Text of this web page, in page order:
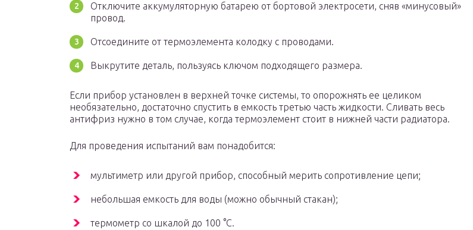
Отключите аккумуляторную батарею от бортовой электросети, сняв «минусовый»
провод.
Отсоедините от термоэлемента колодку с проводами.
Выкрутите деталь, пользуясь ключом подходящего размера.
Если прибор установлен в верхней точке системы, то опорожнять ее целиком
необязательно, достаточно спустить в емкость третью часть жидкости. Сливать весь
антифриз нужно в том случае, когда термоэлемент стоит в нижней части радиатора.
Для проведения испытаний вам понадобится:
мультиметр или другой прибор, способный мерить сопротивление цепи;
небольшая емкость для воды (можно обычный стакан);
термометр со шкалой до 100 °С.